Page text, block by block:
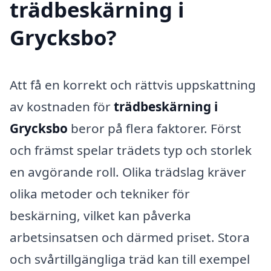
trädbeskärning i
Grycksbo?
Att få en korrekt och rättvis uppskattning
av kostnaden förträdbeskärning i
Grycksbo beror på flera faktorer. Först
och främst spelar trädets typ och storlek
en avgörande roll. Olika trädslag kräver
olika metoder och tekniker för
beskärning, vilket kan påverka
arbetsinsatsen och därmed priset. Stora
och svårtillgängliga träd kan till exempel